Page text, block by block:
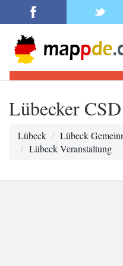
Lübecker
Lübeck
Lübeck
Lübeck Veranstaltung